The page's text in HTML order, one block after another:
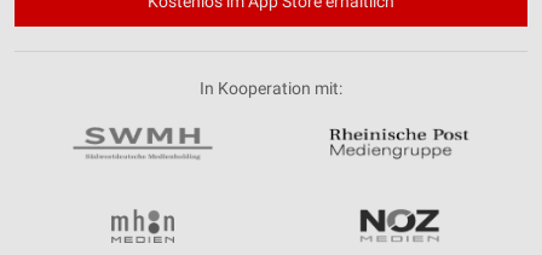
In Kooperation mit: